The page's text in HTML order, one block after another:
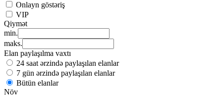
Onlayn göstəriş
VIP
Qiymət
min.
maks.
Elan paylaşılma vaxtı
24 saat ərzində paylaşılan elanlar
7 gün ərzində paylaşılan elanlar
Bütün elanlar
Növ